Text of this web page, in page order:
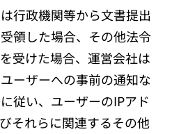
行政機関等から文書提出
領した場合、その他法令
受けた場合、運営会社は
ーザーへの事前の通知な
従い、ユーザーのIPアド
それらに関連するその他